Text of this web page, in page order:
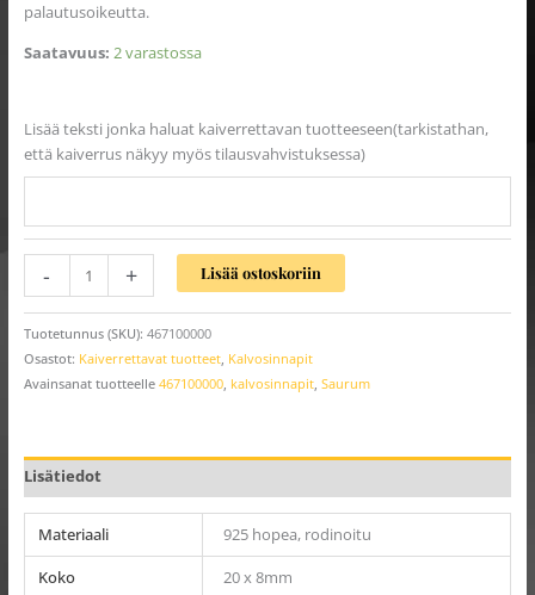
palautusoikeutta.
Saatavuus: 2 varastossa
Lisää teksti jonka haluat kaiverrettavan tuotteeseen(tarkistathan,
että kaiverrus näkyy myös tilausvahvistuksessa)
- + Lisää ostoskoriin
Tuotetunnus (SKU): 467100000
Osastot: Kaiverrettavat tuotteet, Kalvosinnapit
Avainsanat tuotteelle 467100000, kalvosinnapit, Saurum
Lisätiedot
Materiaali
925 hopea, rodinoitu
Koko
20 x 8mm